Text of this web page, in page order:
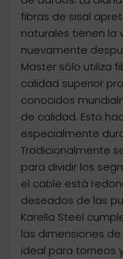
fibras de sisal
naturales tienen la
nuevamente
Master sólo utiliza
calidad superior
conocidos
de calidad. Esto
especialmente
Tradicionalmente
para dividir los
el cable está
deseados de las
Karella Steel
las dimensiones
ideal para torneos